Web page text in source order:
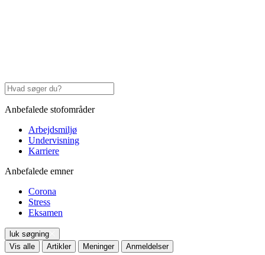
Anbefalede stofområder
Arbejdsmiljø
Undervisning
Karriere
Anbefalede emner
Corona
Stress
Eksamen
luk søgning
Vis alle
Artikler Meninger Anmeldelser